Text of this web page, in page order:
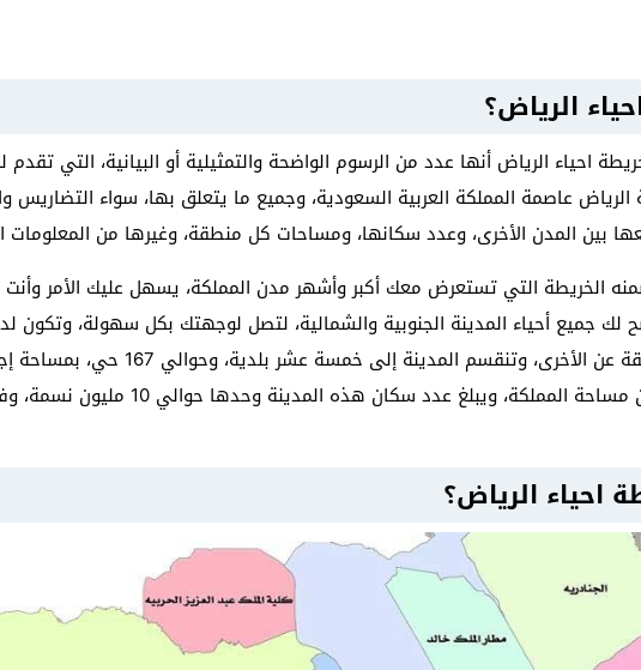
الرياض؟
احياء الرياض أنها عدد من الرسوم الواضحة والتمثيلية أو البيانية، التي
الرياض عاصمة المملكة العربية السعودية، وجميع ما يتعلق بها، سواء التضاريس
بين المدن الأخرى، وعدد سكانها، ومساحات كل منطقة، وغيرها من المعلومات
الخريطة التي تستعرض معك أكبر وأشهر مدن المملكة، يسهل عليك الأمر
لك جميع أحياء المدينة الجنوبية والشمالية، لتصل لوجهتك بكل سهولة، وتكون
ألف كم مربع، أي 19% من مساحة المملكة، ويبلغ عدد سكان هذه المدينة
احياء الرياض؟